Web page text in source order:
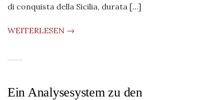
di conquista della Sicilia, durata […]
WEITERLESEN →
Ein Analysesystem zu den